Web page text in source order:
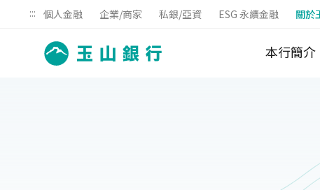
::: 個人金融 企業/商家 私銀/亞資 ESG 永續金融 關於
本行簡介